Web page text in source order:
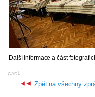
Další informace a část
[
CAD ]
Zpět na všechny